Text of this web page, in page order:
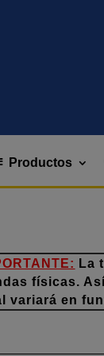
Productos
La
físicas.
variará en